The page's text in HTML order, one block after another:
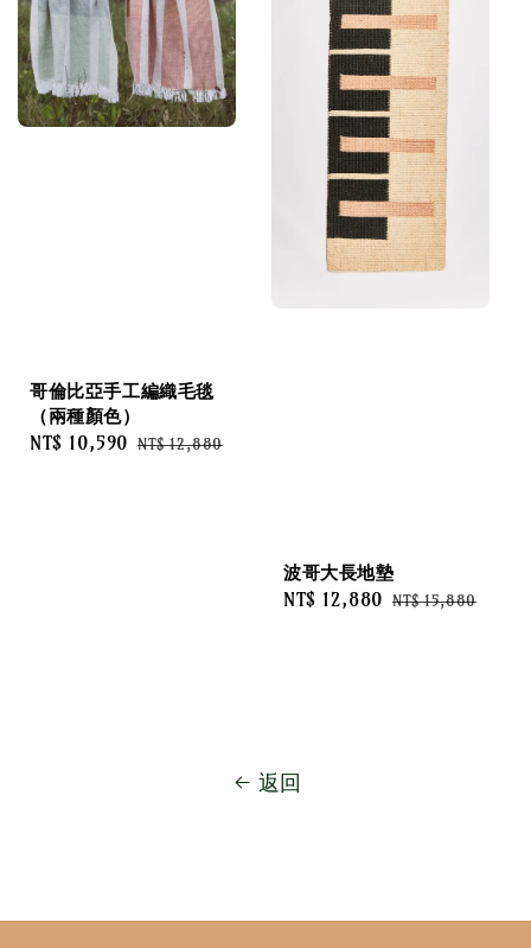
哥倫比亞手工編織毛毯
（兩種顏色）
Sale
NT$ 10,590 Regular
NT$ 12,880
波哥大長地墊
Sale
NT$ 12,880 Regular
NT$ 15,880
返回